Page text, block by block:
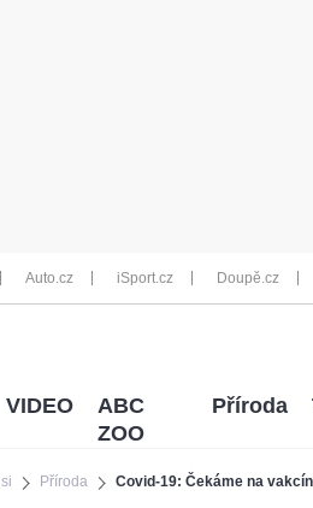
Auto.cz iSport.cz Doupě.cz
Příroda Covid-19: Čekáme na
VIDEO
ABC
ZOO
Příroda